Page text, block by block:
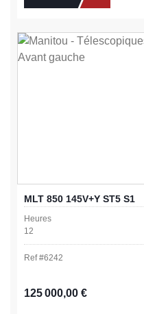
MLT 850 145V+Y ST5 S1
Heures
12
Ref #6242
Prix régulier :
125 000,00 €